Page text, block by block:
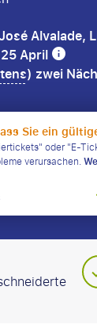
Alvalade,
April
) zwei
Sie ein
oder "E-
verursachen.